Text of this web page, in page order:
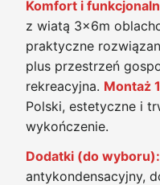
Komfort i
z wiatą 3x6m
praktyczne
plus przestrzeń
rekreacyjna. Montaż
Polski, estetyczne i
wykończenie.
Dodatki (do wyboru):
antykondensacyjny,